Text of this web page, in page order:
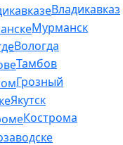
Владикавказ
Мурманск
Вологда
Тамбов
Грозный
Якутск
Кострома